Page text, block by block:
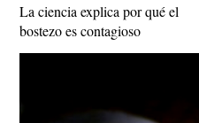
La ciencia explica por qué el
bostezo es contagioso